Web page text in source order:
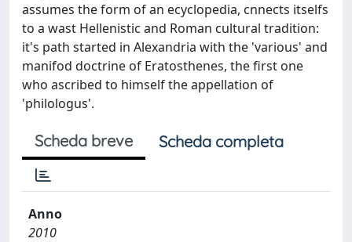
assumes the form of an ecyclopedia, cnnects itselfs
to a wast Hellenistic and Roman cultural tradition:
it's path started in Alexandria with the 'various' and
manifod doctrine of Eratosthenes, the first one
who ascribed to himself the appellation of
'philologus'.
Scheda breve Scheda completa
Anno
2010